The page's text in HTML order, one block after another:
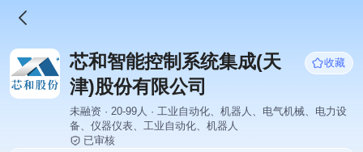
芯和智能控制系统集成(天
津)股份有限公司
收藏
未融资 · 20-99人 · 工业自动化、机器人、电气机械、电力设
备、仪器仪表、工业自动化、机器人
已审核